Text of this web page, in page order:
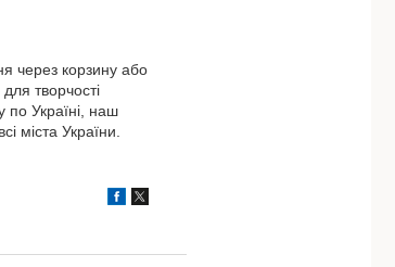
через корзину або
творчості
по Україні, наш
міста України.